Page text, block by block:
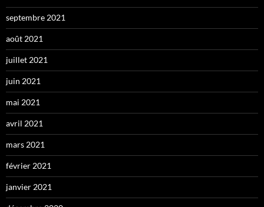
septembre 2021
août 2021
juillet 2021
juin 2021
mai 2021
avril 2021
mars 2021
février 2021
janvier 2021